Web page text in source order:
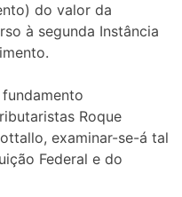
do valor da
à segunda Instância
Roque
examinar-se-á tal
Federal e do